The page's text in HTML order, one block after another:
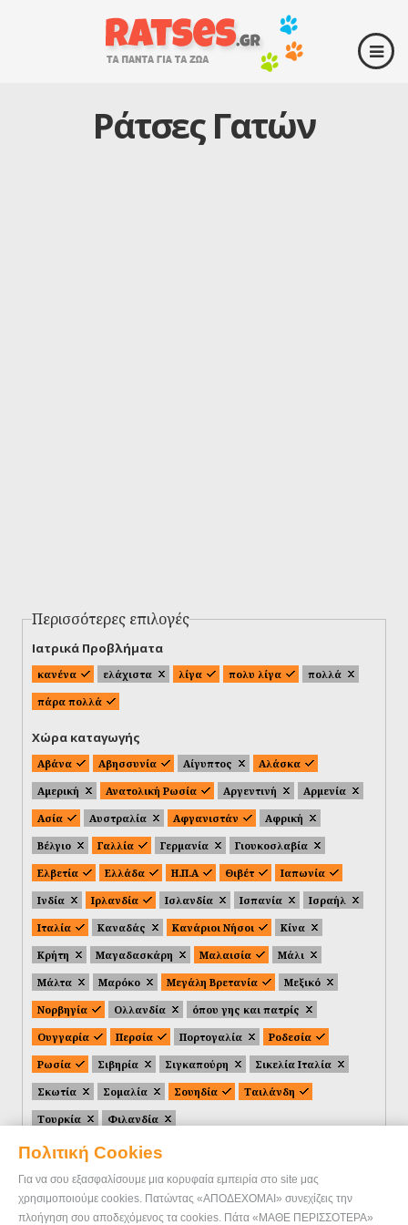
Πολιτική Cookies
Για να σου εξασφαλίσουμε μια κορυφαία εμπειρία στο site μας
χρησιμοποιούμε cookies. Πατώντας «ΑΠΟΔΕΧΟΜΑΙ» συνεχίζεις την
πλοήγηση σου αποδεχόμενος τα cookies. Πάτα «ΜΑΘΕ ΠΕΡΙΣΣΟΤΕΡΑ»
Ράτσες Γατών
Περισσότερες επιλογές
Ιατρικά Προβλήματα
κανένα ελάχιστα λίγα πολυ λίγα
πολλά
πάρα πολλά
Χώρα καταγωγής
Αβάνα Αβησσυνία Αίγυπτος
Αλάσκα
Αμερική
Ανατολική Ρωσία Αργεντινή
Αρμενία
Ασία
Αυστραλία Αφγανιστάν
Αφρική
Βέλγιο
Γαλλία Γερμανία
Γιουκοσλαβία
Ελβετία
Ελλάδα Η.Π.Α Θιβέτ
Ιαπωνία
Ινδία
Ιρλανδία Ισλανδία Ισπανία
Ισραήλ
Ιταλία
Καναδάς Κανάριοι Νήσοι
Κίνα
Κρήτη
Μαγαδασκάρη Μαλαισία
Μάλι
Μάλτα
Μαρόκο Μεγάλη Βρετανία
Μεξικό
Νορβηγία
Ολλανδία
όπου γης και πατρίς
Ουγγαρία
Περσία Πορτογαλία
Ροδεσία
Ρωσία
Σιβηρία Σιγκαπούρη
Σικελία Ιταλία
Σκωτία
Σομαλία Σουηδία
Ταιλάνδη
Τουρκία
Φιλανδία